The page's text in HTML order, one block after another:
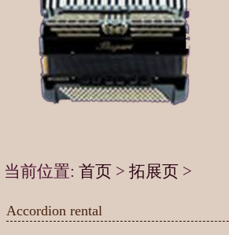
当前位置: 首页 > 拓展页 >
Accordion rental